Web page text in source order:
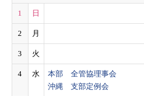
1 日
2 月
3 火
4 水
本部 全管協理事会
沖縄 支部定例会